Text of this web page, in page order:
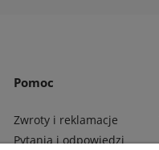
Pomoc
Zwroty i reklamacje
Pytania i odpowiedzi